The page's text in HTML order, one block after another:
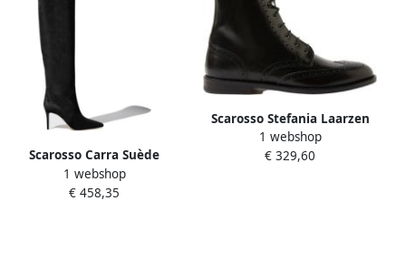
Scarosso Carra Suède
Laarzen Zwart Dames
1 webshop
€ 458,35
Scarosso Stefania Laarzen
Handgemaakte Italiaanse
Wingtip Brogue
1 webshop
€ 329,60